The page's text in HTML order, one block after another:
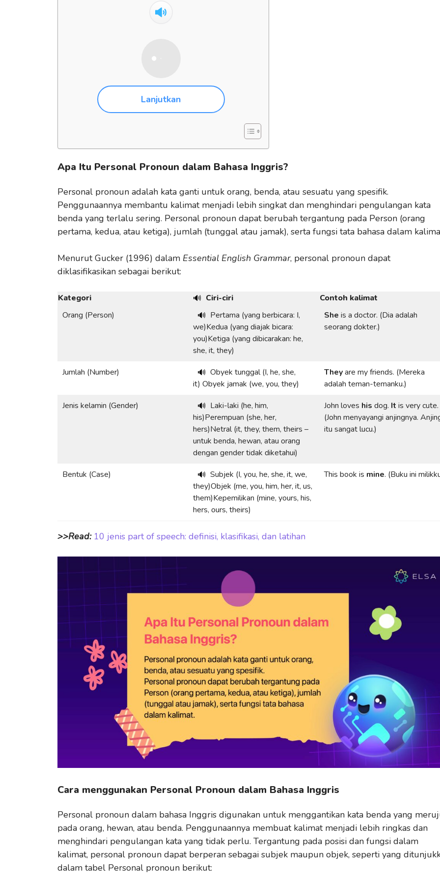
Lanjutkan
Apa Itu Personal Pronoun dalam Bahasa Inggris?
Personal pronoun adalah kata ganti untuk orang, benda, atau sesuatu yang spesifik.
Penggunaannya membantu kalimat menjadi lebih singkat dan menghindari pengulangan kata
benda yang terlalu sering. Personal pronoun dapat berubah tergantung pada Person (orang
pertama, kedua, atau ketiga), jumlah (tunggal atau jamak), serta fungsi tata bahasa dalam
Menurut Gucker (1996) dalam Essential English Grammar, personal pronoun dapat
diklasifikasikan sebagai berikut:
Kategori 🔊 Ciri-ciri
Contoh kalimat
Orang (Person)
🔊 Pertama (yang berbicara: I,
we)Kedua (yang diajak bicara:
you)Ketiga (yang dibicarakan: he,
she, it, they)
She is a doctor. (Dia adalah
seorang dokter.)
Jumlah (Number) 🔊 Obyek tunggal (I, he, she,
it) Obyek jamak (we, you, they)
Theyare my friends. (Mereka
adalah teman-temanku.)
Jenis kelamin (Gender)
🔊 Laki-laki (he, him,
his)Perempuan (she, her,
hers)Netral (it, they, them, theirs –
untuk benda, hewan, atau orang
dengan gender tidak diketahui)
John loves his dog. It is very cute.
(John menyayangi anjingnya.
itu sangat lucu.)
Bentuk (Case) 🔊 Subjek (I, you, he, she, it, we,
they)Objek (me, you, him, her, it, us,
them)Kepemilikan (mine, yours, his,
hers, ours, theirs)
This book is mine. (Buku ini
>>Read: 10 jenis part of speech: definisi, klasifikasi, dan latihan
Cara menggunakan Personal Pronoun dalam Bahasa Inggris
Personal pronoun dalam bahasa Inggris digunakan untuk menggantikan kata benda yang
pada orang, hewan, atau benda. Penggunaannya membuat kalimat menjadi lebih ringkas dan
menghindari pengulangan kata yang tidak perlu. Tergantung pada posisi dan fungsi dalam
kalimat, personal pronoun dapat berperan sebagai subjek maupun objek, seperti yang
dalam tabel Personal pronoun berikut: